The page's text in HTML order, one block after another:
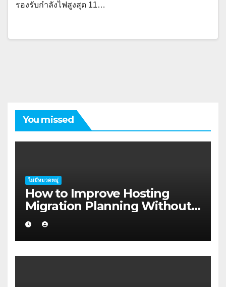
รองรับกำลังไฟสูงสุด 11…
You missed
ไม่มีหมวดหมู่
How to Improve Hosting
Migration Planning Without
Wasting Budget in the
Kimberley